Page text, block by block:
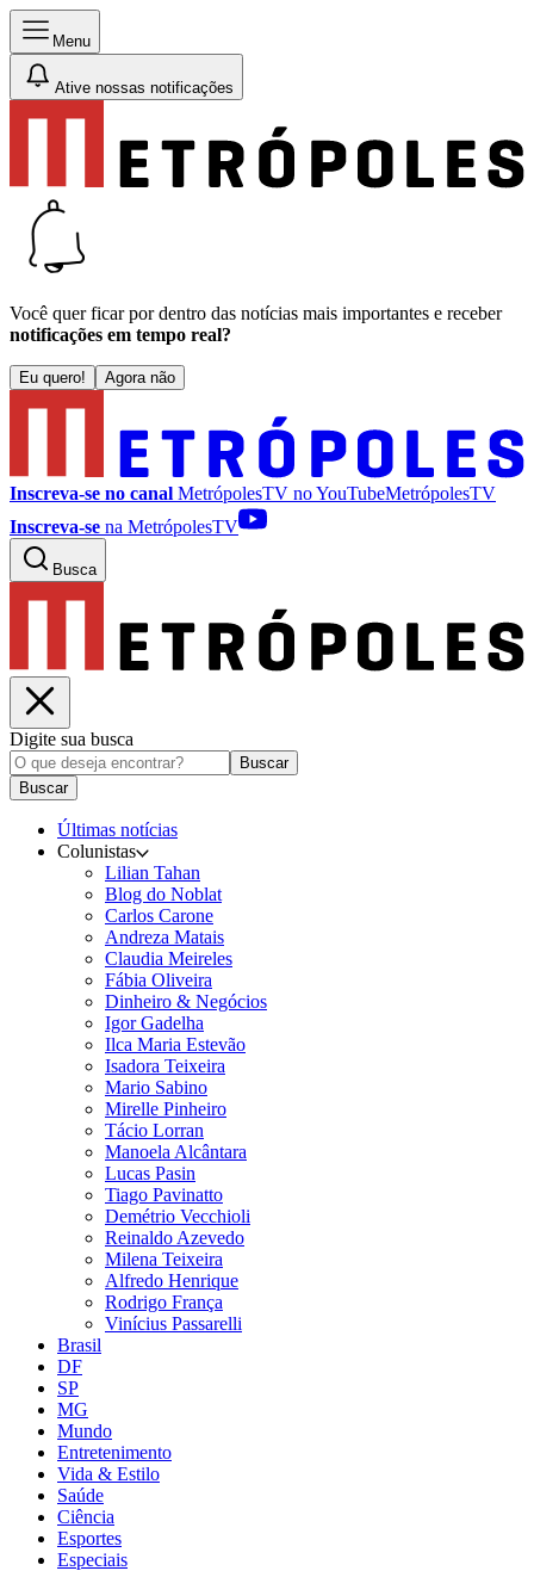
Menu
Ative nossas notificações
Você quer ficar por dentro das notícias mais importantes e receber
notificações em tempo real?
Eu quero! Agora não
Inscreva-se no canal MetrópolesTV noYouTubeMetrópolesTV
Inscreva-se na MetrópolesTV
Busca
Digite sua busca
Buscar
Buscar
Últimas notícias
Colunistas
Lilian Tahan
Blog do Noblat
Carlos Carone
Andreza Matais
Claudia Meireles
Fábia Oliveira
Dinheiro & Negócios
Igor Gadelha
Ilca Maria Estevão
Isadora Teixeira
Mario Sabino
Mirelle Pinheiro
Tácio Lorran
Manoela Alcântara
Lucas Pasin
Tiago Pavinatto
Demétrio Vecchioli
Reinaldo Azevedo
Milena Teixeira
Alfredo Henrique
Rodrigo França
Vinícius Passarelli
Brasil
DF
SP
MG
Mundo
Entretenimento
Vida & Estilo
Saúde
Ciência
Esportes
Especiais